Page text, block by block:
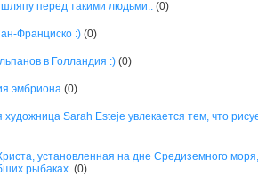
перед такими людьми.. (0)
Франциско :) (0)
в Голландия :) (0)
эмбриона (0)
художница Sarah Esteje увлекается тем, что
установленная на дне Средиземного
рыбаках. (0)